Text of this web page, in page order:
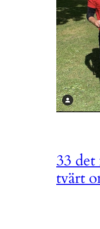
33
tvärt